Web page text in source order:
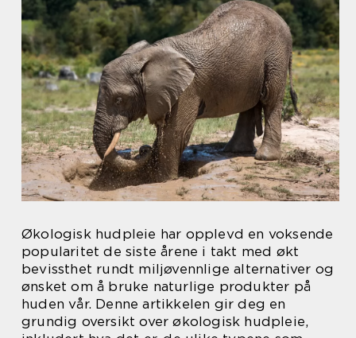
Økologisk hudpleie har opplevd en voksende
popularitet de siste årene i takt med økt
bevissthet rundt miljøvennlige alternativer og
ønsket om å bruke naturlige produkter på
huden vår. Denne artikkelen gir deg en
grundig oversikt over økologisk hudpleie,